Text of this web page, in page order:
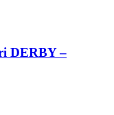
DERBY –